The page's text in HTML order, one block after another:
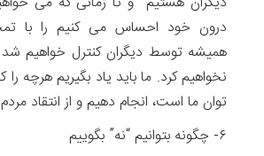
درون خود احساس می کنیم را با
همیشه توسط دیگران کنترل خواهیم
نخواهیم کرد. ما باید یاد بگیریم هرچه
توان ما است، انجام دهیم و از انتقاد
۶- چگونه بتوانیم “نه” بگوییم